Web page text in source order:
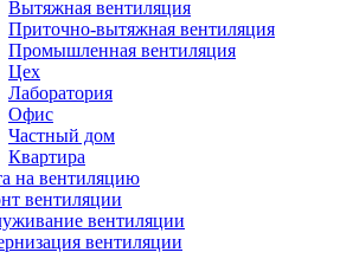
Вытяжная вентиляция
Приточно-вытяжная вентиляция
Промышленная вентиляция
Цех
Лаборатория
Офис
Частный дом
Квартира
на вентиляцию
вентиляции
вентиляции
вентиляции